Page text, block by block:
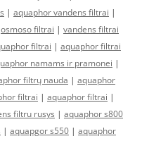
| aquaphor vandens filtrai |
osmoso filtrai | vandens filtrai
filtrai | aquaphor filtrai
namams ir pramonei |
filtrų nauda | aquaphor
filtrai | aquaphor filtrai |
filtru rusys | aquaphor s800
| aquapgor s550 | aquaphor